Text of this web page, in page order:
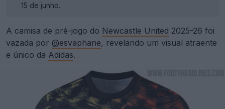
15 de junho.
A camisa de pré-jogo do Newcastle United 2025-26 foi
vazada por @esvaphane, revelando um visual atraente
e único da Adidas.